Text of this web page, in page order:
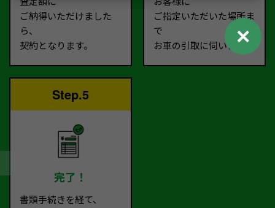
ご納得いただけました
ら、
契約となります。
ご指定いただいた場所ま
で
お車の引取に伺います。
Step.5
完了！
書類手続きを経て、
✕